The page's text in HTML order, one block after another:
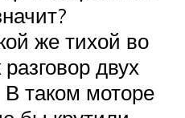
же тихой во
двух
таком моторе